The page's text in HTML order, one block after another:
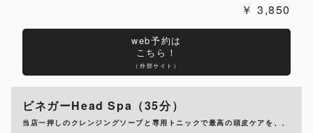
3,850
web予約は
こちら！
（外部サイト）
ビネガーHead Spa（35分）
当店一押しのクレンジングソープと専用トニックで最高の頭皮ケアを、、